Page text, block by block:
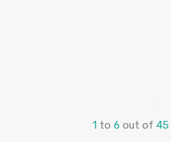
1 to 6 out of 45